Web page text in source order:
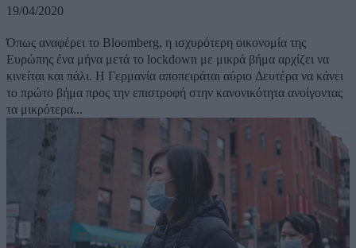
19/04/2020
Όπως αναφέρει το Bloomberg, η ισχυρότερη οικονομία της
Ευρώπης ένα μήνα μετά το lockdown με μικρά βήμα αρχίζει να
κινείται και πάλι. Η Γερμανία αποπειράται αύριο Δευτέρα να κάνει
το πρώτο βήμα προς την επιστροφή στην κανονικότητα ανοίγοντας
τα μικρότερα...